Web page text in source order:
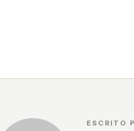
ESCRITO